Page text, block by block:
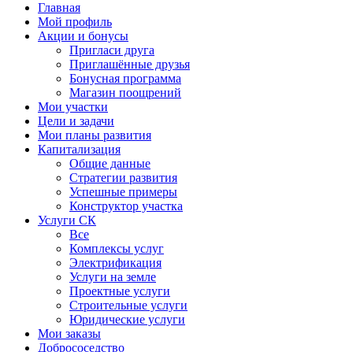
Главная
Мой профиль
Акции и бонусы
Пригласи друга
Приглашённые друзья
Бонусная программа
Магазин поощрений
Мои участки
Цели и задачи
Мои планы развития
Капитализация
Общие данные
Стратегии развития
Успешные примеры
Конструктор участка
Услуги СК
Все
Комплексы услуг
Электрификация
Услуги на земле
Проектные услуги
Строительные услуги
Юридические услуги
Мои заказы
Добрососедство